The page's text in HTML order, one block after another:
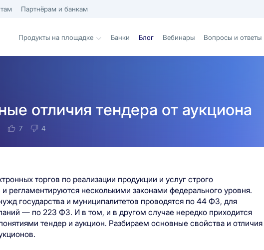
Партнёрам и банкам
Продукты на площадке Банки Блог Вебинары Вопросы и ответы
отличия тендера от аукциона
7 4
торгов по реализации продукции и услуг строго
регламентируются несколькими законами федерального уровня.
государства и муниципалитетов проводятся по 44 ФЗ, для
— по 223 ФЗ. И в том, и в другом случае нередко приходится
тендер и аукцион. Разбираем основные свойства и отличия